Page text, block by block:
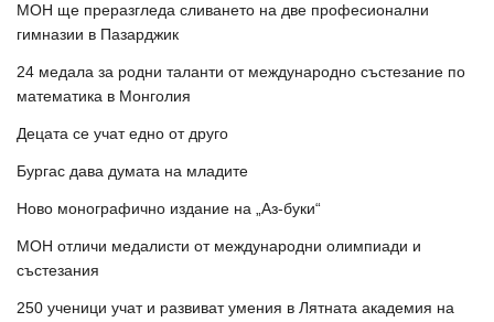
МОН ще преразгледа сливането на две професионални
гимназии в Пазарджик
24 медала за родни таланти от международно състезание по
математика в Монголия
Децата се учат едно от друго
Бургас дава думата на младите
Ново монографично издание на „Аз-буки“
МОН отличи медалисти от международни олимпиади и
състезания
250 ученици учат и развиват умения в Лятната академия на